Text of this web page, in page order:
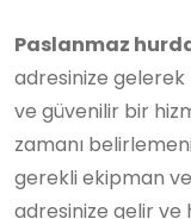
Paslanmaz
adresinize gelerek
ve güvenilir bir
zamanı
gerekli ekipman
adresinize gelir ve